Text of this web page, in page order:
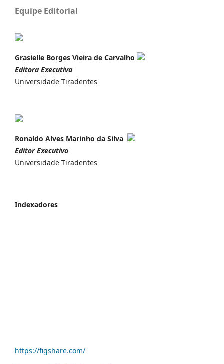
Equipe Editorial
Grasielle Borges Vieira de Carvalho
Editora Executiva
Universidade Tiradentes
Ronaldo Alves Marinho da Silva
Editor Executivo
Universidade Tiradentes
Indexadores
https://figshare.com/